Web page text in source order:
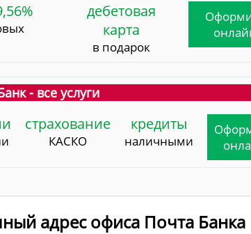
дебетовая
карта
в подарок
- все услуги
страхование
КАСКО
кредиты
наличными
адрес офиса Почта Банка